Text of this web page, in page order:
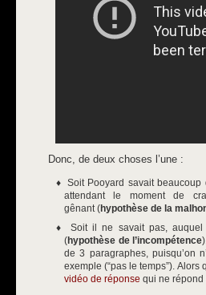
Donc, de deux choses l’une :
Soit Pooyard savait
attendant le moment de
gênant (hypothèse de la
Soit il ne savait pas,
(hypothèse de l’incompétence
de 3 paragraphes, puisqu’on
exemple (“pas le temps”). Alors
vidéo de réponse qui ne